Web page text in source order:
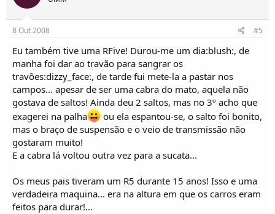
8 Out 2008 #5
Eu também tive uma RFive! Durou-me um dia:blush:, de
manha foi dar ao travão para sangrar os
travões:dizzy_face:, de tarde fui mete-la a pastar nos
campos... apesar de ser uma cabra do mato, aquela não
gostava de saltos! Ainda deu 2 saltos, mas no 3º acho que
exagerei na palha
ou ela espantou-se, o salto foi bonito,
mas o braço de suspensão e o veio de transmissão não
gostaram muito!
E a cabra lá voltou outra vez para a sucata...
Os meus pais tiveram um R5 durante 15 anos! Isso e uma
verdadeira maquina... era na altura em que os carros eram
feitos para durar!...